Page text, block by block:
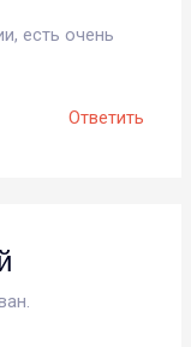
есть очень
Ответить